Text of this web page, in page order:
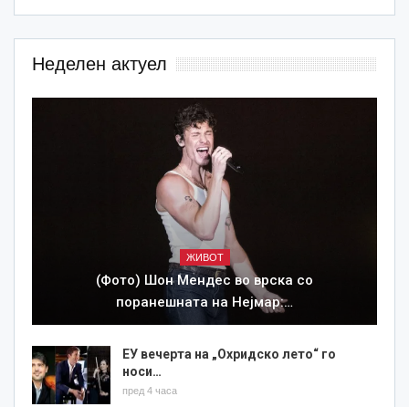
Неделен актуел
ЖИВОТ
(Фото) Шон Мендес во врска со
поранешната на Нејмар:…
ЕУ вечерта на „Охридско лето“ го
носи…
пред 4 часа